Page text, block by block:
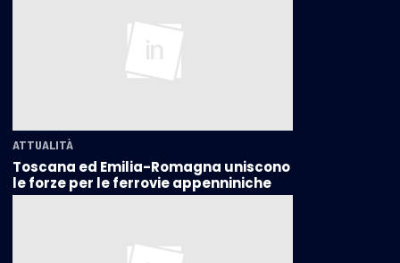
ATTUALITÀ
Toscana ed Emilia-Romagna uniscono
le forze per le ferrovie appenniniche